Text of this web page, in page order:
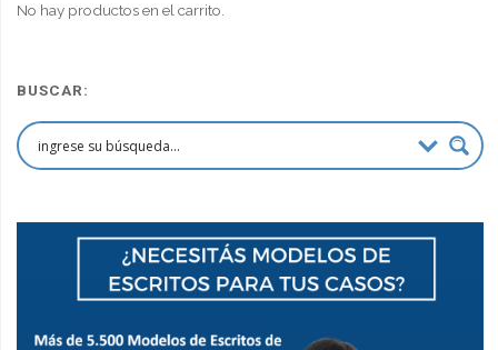
No hay productos en el carrito.
BUSCAR: